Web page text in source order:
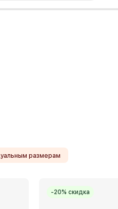
размерам
-20% скидка